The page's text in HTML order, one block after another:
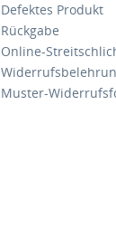
Defektes Produkt
Rückgabe
Online-
Muster-